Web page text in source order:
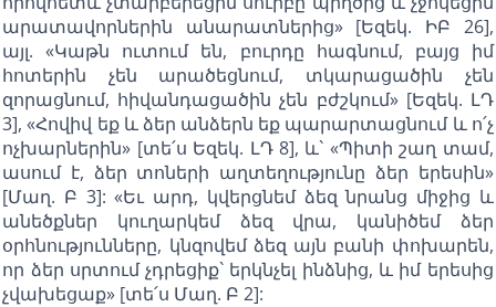
արատավորներին անարատներից» [Եզեկ. ԻԲ 26],
այլ. «Կաթն ուտում են, բուրդը հագնում, բայց իմ
հոտերին չեն արածեցնում, տկարացածին չեն
զորացնում, հիվանդացածին չեն բժշկում» [Եզեկ. ԼԴ
3], «Հովիվ եք և ձեր անձերն եք պարարտացնում և ո՛չ
ոչխարներին» [տե՛ս Եզեկ. ԼԴ 8], և` «Պիտի շաղ տամ,
ասում է, ձեր տոների աղտեղությունը ձեր երեսին»
[Մաղ. Բ 3]: «Եւ արդ, կվերցնեմ ձեզ նրանց միջից և
անեծքներ կուղարկեմ ձեզ վրա, կանիծեմ ձեր
օրհնությունները, կնզովեմ ձեզ այն բանի փոխարեն,
որ ձեր սրտում չդրեցիք` երկնչել ինձնից, և իմ երեսից
չվախեցաք» [տե՛ս Մաղ. Բ 2]: